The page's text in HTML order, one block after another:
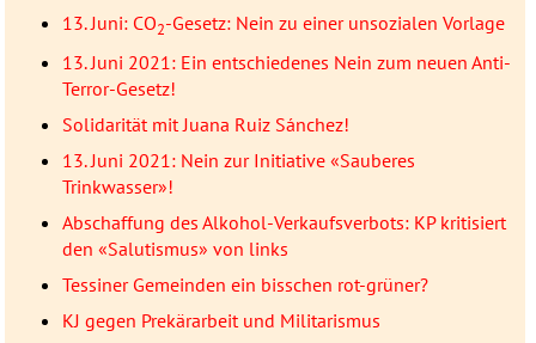
13. Juni: CO2-Gesetz: Nein zu einer unsozialen Vorlage
13. Juni 2021: Ein entschiedenes Nein zum neuen Anti-
Terror-Gesetz!
Solidarität mit Juana Ruiz Sánchez!
13. Juni 2021: Nein zur Initiative «Sauberes
Trinkwasser»!
Abschaffung des Alkohol-Verkaufsverbots: KP kritisiert
den «Salutismus» von links
Tessiner Gemeinden ein bisschen rot-grüner?
KJ gegen Prekärarbeit und Militarismus